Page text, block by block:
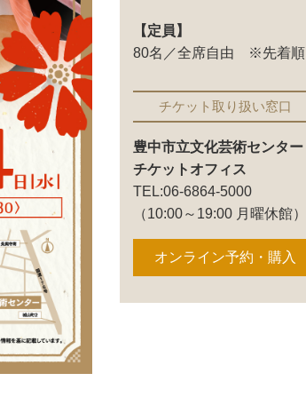
【定員】
80名／全席自由 ※先着順
チケット取り扱い窓口
豊中市立文化芸術センター
チケットオフィス
TEL:06-6864-5000
（10:00～19:00 月曜休館）
オンライン予約・購入